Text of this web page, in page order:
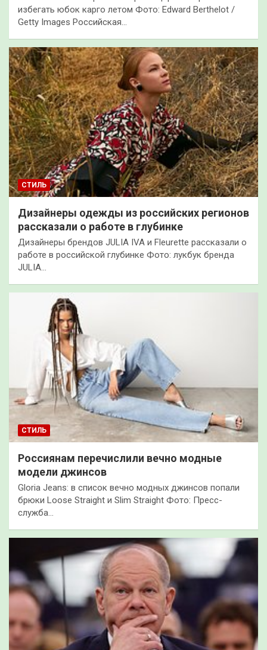
избегать юбок карго летом Фото: Edward Berthelot /
Getty Images Российская…
СТИЛЬ
Дизайнеры одежды из российских регионов
рассказали о работе в глубинке
Дизайнеры брендов JULIA IVA и Fleurette рассказали о
работе в российской глубинке Фото: лукбук бренда
JULIA…
СТИЛЬ
Россиянам перечислили вечно модные
модели джинсов
Gloria Jeans: в список вечно модных джинсов попали
брюки Loose Straight и Slim Straight Фото: Пресс-
служба…